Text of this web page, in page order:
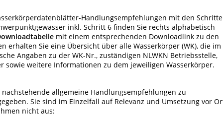
Handlungsempfehlungen mit den
inkl. Schritt 6 finden Sie rechts alphabetisch
mit einem entsprechenden Downloadlink zu den
erhalten Sie eine Übersicht über alle Wasserkörper (WK), die im
Angaben zu der WK-Nr., zuständigen NLWKN Betriebsstelle,
sowie weitere Informationen zu dem jeweiligen Wasserkörper.
allgemeine Handlungsempfehlungen zu
Sie sind im Einzelfall auf Relevanz und Umsetzung vor
nicht aus: